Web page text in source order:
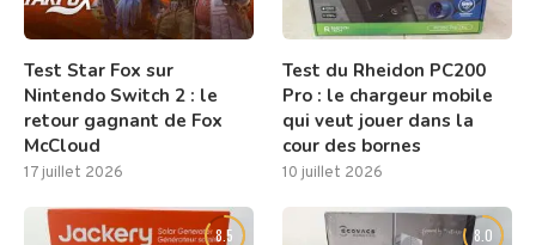
Test Star Fox sur
Nintendo Switch 2 : le
retour gagnant de Fox
McCloud
17 juillet 2026
Test du Rheidon PC200
Pro : le chargeur mobile
qui veut jouer dans la
cour des bornes
10 juillet 2026
8.5 8.0